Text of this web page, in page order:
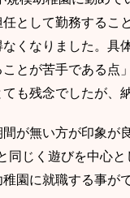
として勤務するこ
くなりました。具
とが苦手である点
も残念でしたが、
が無い方が印象が
同じく遊びを中心
園に就職する事が